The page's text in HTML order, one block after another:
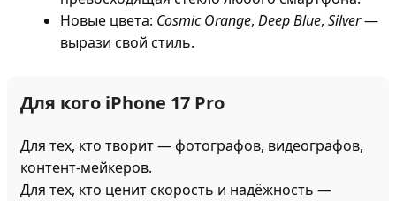
Новые цвета: Cosmic Orange, Deep Blue, Silver—
вырази свой стиль.
Для кого iPhone 17 Pro
Для тех, кто творит — фотографов, видеографов,
контент-мейкеров.
Для тех, кто ценит скорость и надёжность —